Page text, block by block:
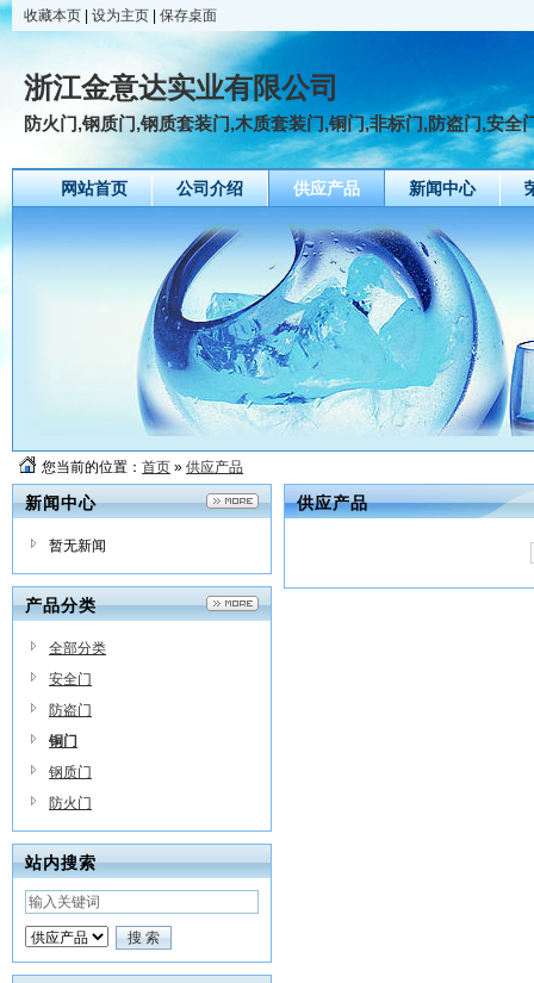
收藏本页 设为主页 保存桌面
浙江金意达实业有限公司
防火门,钢质门,钢质套装门,木质套装门,铜门,非标门,防盗门,安全
网站首页 公司介绍 供应产品 新闻中心
您当前的位置： 首页 » 供应产品
新闻中心
暂无新闻
产品分类
全部分类
安全门
防盗门
铜门
钢质门
防火门
站内搜索
供应产品